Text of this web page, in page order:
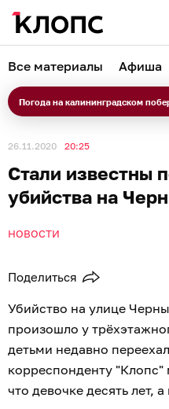
Все материалы Афиша
Погода на калининградском
26.11.2020 20:25
Стали известны
убийства на
НОВОСТИ
Поделиться
Убийство на улице
произошло у
детьми недавно
корреспонденту
что девочке десять лет,